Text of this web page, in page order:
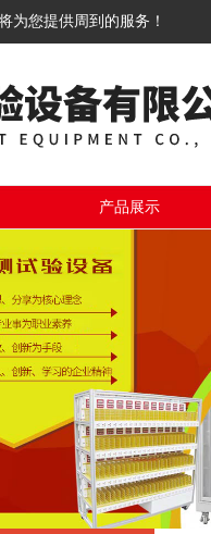
为您提供周到的服务！
产品展示